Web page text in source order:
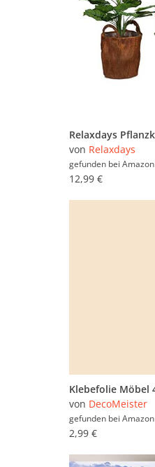
von Relaxdays
gefunden bei Amazon
12,99 €
von DecoMeister
gefunden bei Amazon
2,99 €